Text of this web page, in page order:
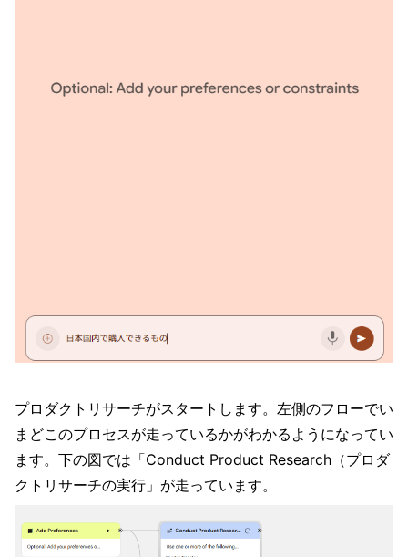
プロダクトリサーチがスタートします。左側のフローでい
まどこのプロセスが走っているかがわかるようになってい
ます。下の図では「Conduct Product Research（プロダ
クトリサーチの実行」が走っています。